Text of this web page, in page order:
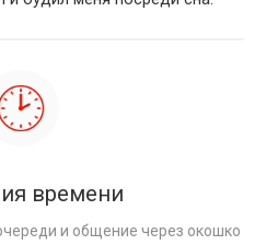
времени
и общение через окошко